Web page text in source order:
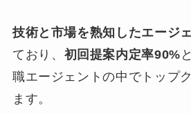
技術と市場を熟知したエージ
ており、 初回提案内定率90%
職エージェントの中でトップ
ます。